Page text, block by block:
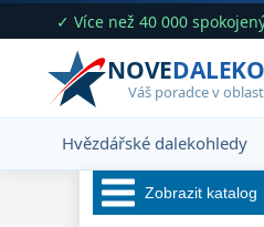
✓ Více než 40 000
NOVE
Váš poradce v
Hvězdářské dalekohledy
Zobrazit katalog